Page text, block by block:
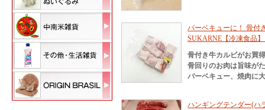
バーベキューに！ 骨
SUKARNE【冷凍食品
骨付き牛カルビがお買
骨回りのお肉は旨味が
バーベキュー、焼肉に
ハンギングテンダー(